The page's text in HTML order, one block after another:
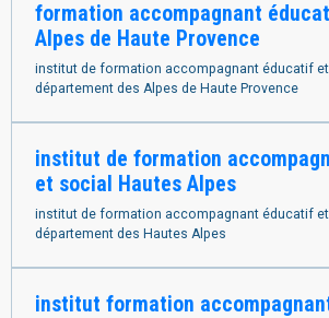
formation accompagnant
Alpes de Haute Provence
institut de formation accompagnant éducatif
département des Alpes de Haute Provence
institut de formation
et social Hautes Alpes
institut de formation accompagnant éducatif
département des Hautes Alpes
institut formation accompagnant éducatif et